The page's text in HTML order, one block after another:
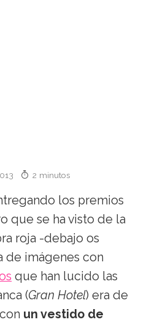
2 minutos
los premios
que se ha visto de la
roja -debajo os
de imágenes con
que han lucido las
(Gran Hotel) era de
un vestido de